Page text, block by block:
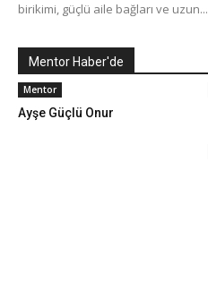
birikimi, güçlü aile bağları ve uzun...
Mentor Haber'de
Mentor
Ayşe Güçlü Onur